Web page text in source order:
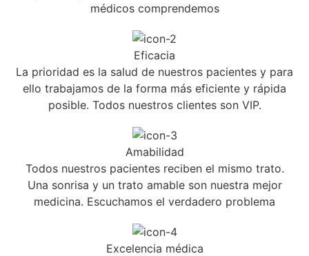
médicos comprendemos
Eficacia
La prioridad es la salud de nuestros pacientes y para
ello trabajamos de la forma más eficiente y rápida
posible. Todos nuestros clientes son VIP.
Amabilidad
Todos nuestros pacientes reciben el mismo trato.
Una sonrisa y un trato amable son nuestra mejor
medicina. Escuchamos el verdadero problema
Excelencia médica